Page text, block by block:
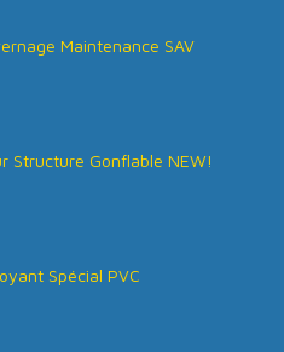
Maintenance SAV
Structure Gonflable NEW!
Spécial PVC